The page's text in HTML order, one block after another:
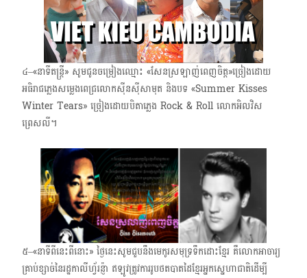
៤–«នាទីតន្ត្រី» សូមជូនចម្រៀងឈ្មោះ «សែនស្រឡាញ់ពេញចិត្ត»​ច្រៀងដោយ
អធិរាជភ្លេងសម្លេងពេជ្រលោកស៊ីនស៊ីសាមុត និងបទ «Summer Kisses
Winter Tears» ច្រៀងដោយបិតាភ្លេង Rock & Roll លោកអិលវិស​
ព្រេសលី។
៥–«នាទីពីនេះពីនោះ»​ ថ្ងៃនេះសូមជួបនឹងមេកូរសមុទ្រទឹកដោះខ្មែរ គឺលោកអាចារ្យ
គ្រាប់ខ្សាច់នៃរដ្ឋកាលីហ្វ័រន្ញ៉ា​ ឥឡូវត្រូវការរូបថតបាតដៃខ្មែរអ្នកស្នេហាជាតិដើម្បី